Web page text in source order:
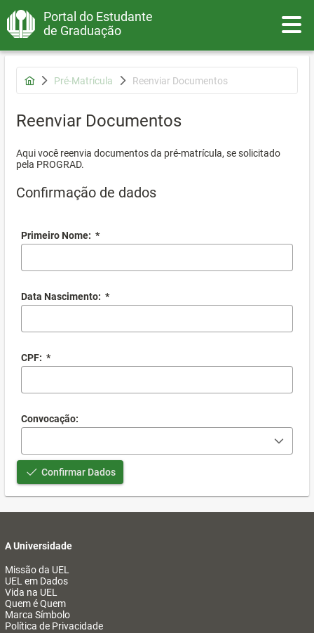
Portal do Estudante
de Graduação
Pré-Matrícula Reenviar Documentos
Reenviar Documentos
Aqui você reenvia documentos da pré-matrícula, se solicitado
pela PROGRAD.
Confirmação de dados
Primeiro Nome: *
Data Nascimento: *
CPF: *
Convocação:
Confirmar Dados
A Universidade
Missão da UEL
UEL em Dados
Vida na UEL
Quem é Quem
Marca Símbolo
Política de Privacidade